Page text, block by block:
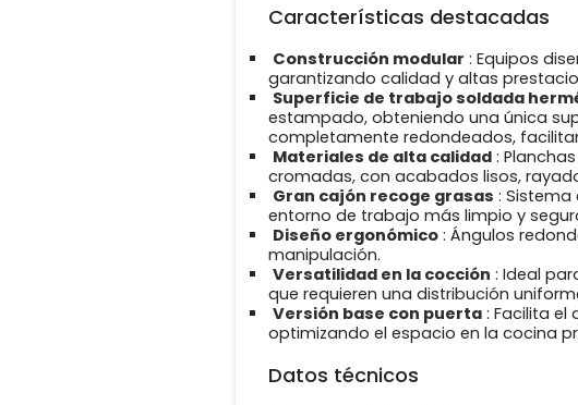
Características destacadas
Construcción modular : Equipos
garantizando calidad y altas
Superficie de trabajo soldada
estampado, obteniendo una única
completamente redondeados,
Materiales de alta calidad :
cromadas, con acabados lisos,
Gran cajón recoge grasas :
entorno de trabajo más limpio y
Diseño ergonómico : Ángulos
manipulación.
Versatilidad en la cocción : Ideal
que requieren una distribución
Versión base con puerta : Facilita el
optimizando el espacio en la cocina
Datos técnicos